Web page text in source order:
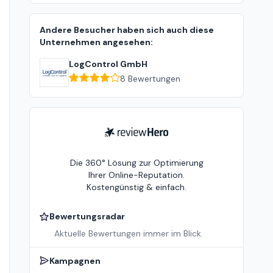
Andere Besucher haben sich auch diese
Unternehmen angesehen:
LogControl GmbH
8 Bewertungen
ReviewHero
Die 360° Lösung zur Optimierung
Ihrer Online-Reputation.
Kostengünstig & einfach.
Bewertungsradar
Aktuelle Bewertungen immer im Blick.
Kampagnen